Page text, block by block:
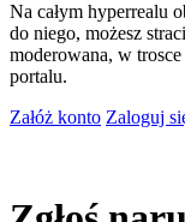
Na całym hyperrealu
do niego, możesz
moderowana, w
portalu.
Załóż konto Zaloguj